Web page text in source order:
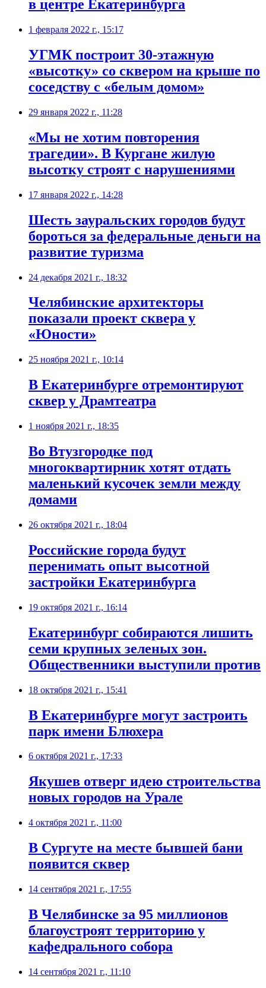
в центре Екатеринбурга
1 февраля 2022 г., 15:17
УГМК построит 30-этажную
«высотку» со сквером на крыше по
соседству с «белым домом»
29 января 2022 г., 11:28
«Мы не хотим повторения
трагедии». В Кургане жилую
высотку строят с нарушениями
17 января 2022 г., 14:28
Шесть зауральских городов будут
бороться за федеральные деньги на
развитие туризма
24 декабря 2021 г., 18:32
​Челябинские архитекторы
показали проект сквера у
«Юности»
25 ноября 2021 г., 10:14
​В Екатеринбурге отремонтируют
сквер у Драмтеатра
1 ноября 2021 г., 18:35
​Во Втузгородке под
многоквартирник хотят отдать
маленький кусочек земли между
домами
26 октября 2021 г., 18:04
Российские города будут
перенимать опыт высотной
застройки Екатеринбурга
19 октября 2021 г., 16:14
​Екатеринбург собираются лишить
семи крупных зеленых зон.
Общественники выступили против
18 октября 2021 г., 15:41
​В Екатеринбурге могут застроить
парк имени Блюхера
6 октября 2021 г., 17:33
​Якушев отверг идею строительства
новых городов на Урале
4 октября 2021 г., 11:00
В Сургуте на месте бывшей бани
появится сквер
14 сентября 2021 г., 17:55
В Челябинске за 95 миллионов
благоустроят территорию у
кафедрального собора
14 сентября 2021 г., 11:10